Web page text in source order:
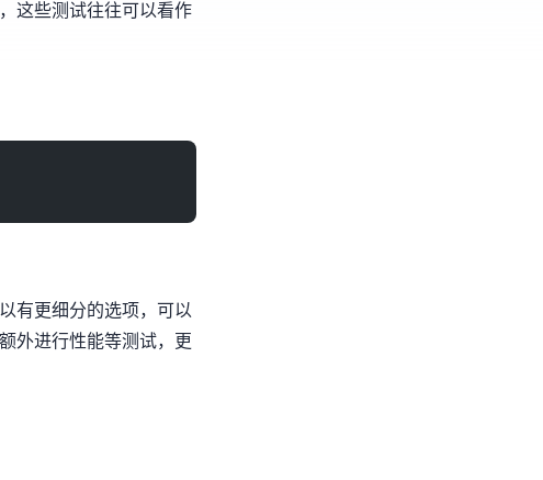
这些测试往往可以看作
有更细分的选项，可以
进行IO性能等测试，更